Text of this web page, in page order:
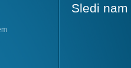
Sledi nam